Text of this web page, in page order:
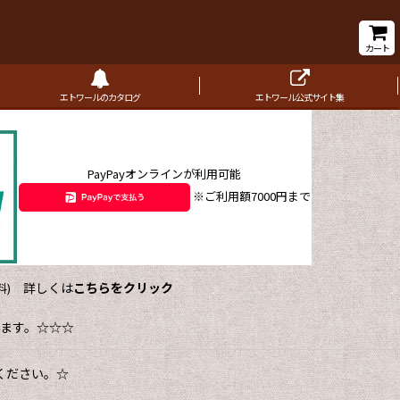
カート
エトワールのカタログ エトワール公式サイト集
PayPayオンラインが利用可能
※ご利用額7000円まで
)詳しくはこちらをクリック
ます。☆☆☆
ださい。☆